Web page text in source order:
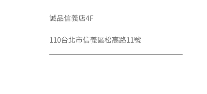
誠品信義店4F
110台北市信義區松高路11號